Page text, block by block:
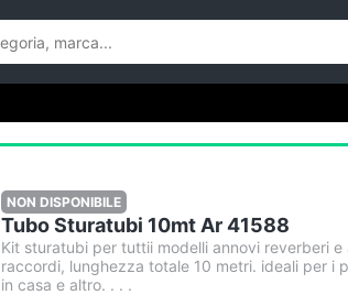
NON DISPONIBILE
Tubo Sturatubi 10mt Ar 41588
Kit sturatubi per tuttii modelli annovi reverberi
raccordi, lunghezza totale 10 metri. ideali per i
in casa e altro. . . .